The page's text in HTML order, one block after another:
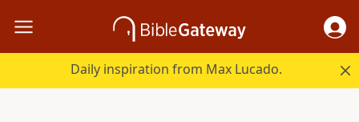
Daily inspiration from Max Lucado.